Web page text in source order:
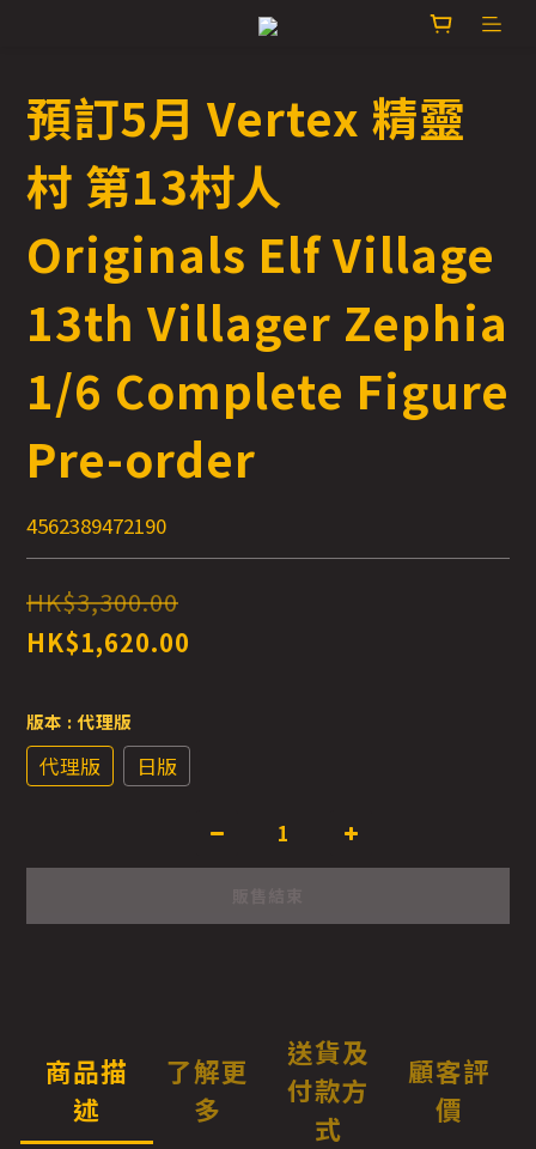
預訂5月 Vertex 精靈
村 第13村人
Originals Elf Village
13th Villager Zephia
1/6 Complete Figure
Pre-order
4562389472190
HK$3,300.00
HK$1,620.00
版本 : 代理版
代理版 日版
商品描
述
了解更
多
送貨及
付款方
式
顧客評
價